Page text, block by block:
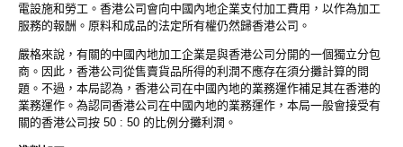
電設施和勞工。香港公司會向中國內地企業支付加工費用，以作為加工
服務的報酬。原料和成品的法定所有權仍然歸香港公司。
嚴格來說，有關的中國內地加工企業是與香港公司分開的一個獨立分包
商。因此，香港公司從售賣貨品所得的利潤不應存在須分攤計算的問
題。不過，本局認為，香港公司在中國內地的業務運作補足其在香港的
業務運作。為認同香港公司在中國內地的業務運作，本局一般會接受有
關的香港公司按 50 : 50 的比例分攤利潤。